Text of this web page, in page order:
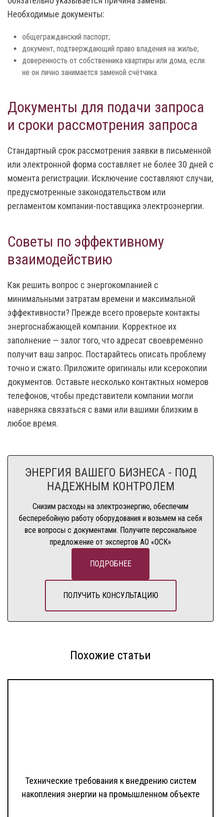
Необходимые документы:
общегражданский паспорт;
документ, подтверждающий право владения на жилье;
доверенность от собственника квартиры или дома, если
не он лично занимается заменой счётчика.
Документы для подачи запроса
и сроки рассмотрения запроса
Стандартный срок рассмотрения заявки в письменной
или электронной форма составляет не более 30 дней с
момента регистрации. Исключение составляют случаи,
предусмотренные законодательством или
регламентом компании-поставщика электроэнергии.
Советы по эффективному
взаимодействию
Как решить вопрос с энергокомпанией с
минимальными затратам времени и максимальной
эффективности? Прежде всего проверьте контакты
энергоснабжающей компании. Корректное их
заполнение — залог того, что адресат своевременно
получит ваш запрос. Постарайтесь описать проблему
точно и сжато. Приложите оригиналы или ксерокопии
документов. Оставьте несколько контактных номеров
телефонов, чтобы представители компании могли
наверняка связаться с вами или вашими близким в
любое время.
ЭНЕРГИЯ ВАШЕГО БИЗНЕСА - ПОД
НАДЕЖНЫМ КОНТРОЛЕМ
Снизим расходы на электроэнергию, обеспечим
бесперебойную работу оборудования и возьмем на себя
все вопросы с документами. Получите персональное
предложение от экспертов АО «ОСК»
ПОДРОБНЕЕ
ПОЛУЧИТЬ КОНСУЛЬТАЦИЮ
Похожие статьи
Технические требования к внедрению систем
накопления энергии на промышленном объекте